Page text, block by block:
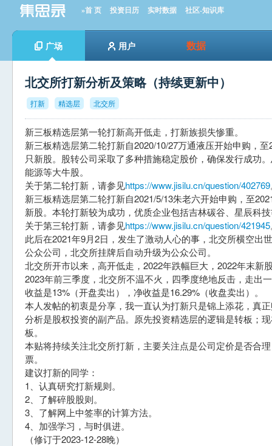
»首 页 投资日历 实时数据 社区-知识库
广场 用户 数据
北交所打新分析及策略（持续更新中）
打新 精选层 北交所
新三板精选层第一轮打新高开低走，打新族损失惨重。
新三板精选层第二轮打新自2020/10/27万通液压开始申购，
只新股。股转公司采取了多种措施稳定股价，确保发行成功
能源等大牛股。
关于第二轮打新，请参见https://www.jisilu.cn/question/402769
新三板精选层第二轮打新自2021/5/13朱老六开始申购，至
新股。本轮打新较为成功，优质企业包括吉林碳谷、星辰科
关于第三轮打新，请参见https://www.jisilu.cn/question/421945
此后在2021年9月2日，发生了激动人心的事，北交所横空出
公众公司，北交所挂牌后自动升级为公众公司。
北交所开市以来，高开低走，2022年跌幅巨大，2022年末新
2023年前三季度，北交所不温不火，四季度绝地反击，走出
收益是13%（开盘卖出），净收益是16.29%（收盘卖出）。
本人发帖的初衷是分享，我一直认为打新只是锦上添花，真
分析是股权投资的副产品。原先投资精选层的逻辑是转板；
板。
本贴将持续关注北交所打新，主要关注点是公司定价是否合
票。
建议打新的同学：
1、认真研究打新规则。
2、了解碎股股则。
3、了解网上中签率的计算方法。
4、加强学习，与时俱进。
（修订于2023-12-28晚）